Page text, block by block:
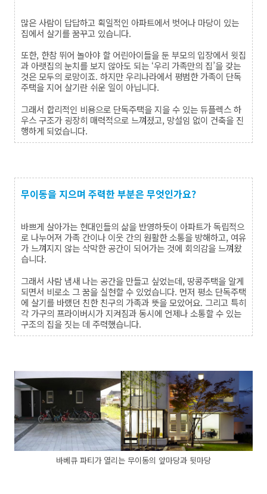
많은 사람이 답답하고 획일적인 아파트에서 벗어나 마당이 있는
집에서 살기를 꿈꾸고 있습니다.
또한, 한참 뛰어 놀아야 할 어린아이들을 둔 부모의 입장에서 윗집
과 아랫집의 눈치를 보지 않아도 되는 ‘우리 가족만의 집’을 갖는
것은 모두의 로망이죠. 하지만 우리나라에서 평범한 가족이 단독
주택을 지어 살기란 쉬운 일이 아닙니다.
그래서 합리적인 비용으로 단독주택을 지을 수 있는 듀플렉스 하
우스 구조가 굉장히 매력적으로 느껴졌고, 망설임 없이 건축을 진
행하게 되었습니다.
무이동을 지으며 주력한 부분은 무엇인가요?
바쁘게 살아가는 현대인들의 삶을 반영하듯이 아파트가 독립적으
로 나누어져 가족 간이나 이웃 간의 원활한 소통을 방해하고, 여유
가 느껴지지 않는 삭막한 공간이 되어가는 것에 회의감을 느껴왔
습니다.
그래서 사람 냄새 나는 공간을 만들고 싶었는데, 땅콩주택을 알게
되면서 비로소 그 꿈을 실현할 수 있었습니다. 먼저 평소 단독주택
에 살기를 바랬던 친한 친구의 가족과 뜻을 모았어요. 그리고 특히
각 가구의 프라이버시가 지켜짐과 동시에 언제나 소통할 수 있는
구조의 집을 짓는 데 주력했습니다.
바베큐 파티가 열리는 무이동의 앞마당과 뒷마당